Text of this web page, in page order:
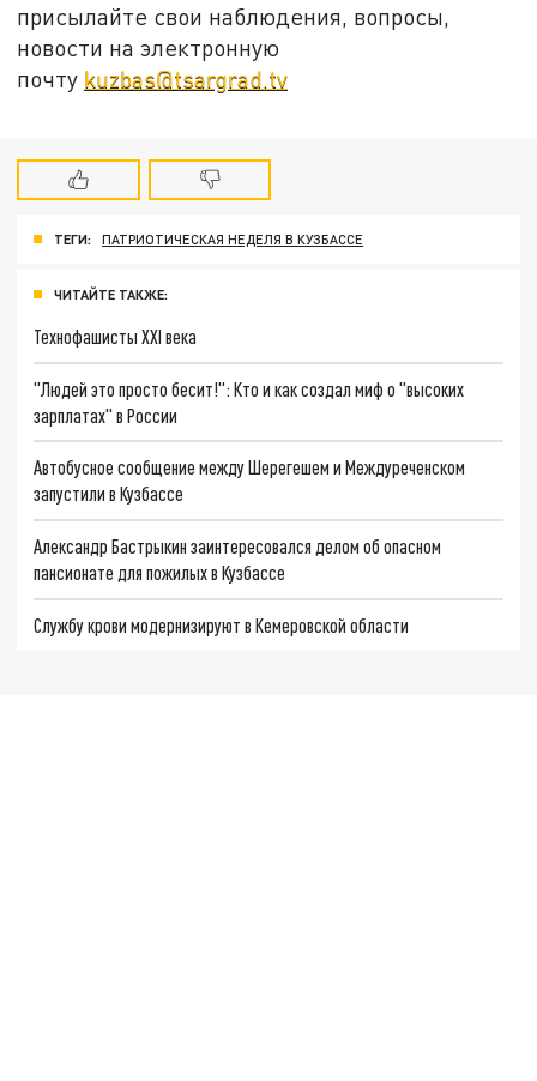
присылайте свои наблюдения, вопросы,
новости на электронную
почту kuzbas@tsargrad.tv
ТЕГИ: ПАТРИОТИЧЕСКАЯ НЕДЕЛЯ В КУЗБАССЕ
ЧИТАЙТЕ ТАКЖЕ:
Технофашисты XXI века
"Людей это просто бесит!": Кто и как создал миф о "высоких
зарплатах" в России
Автобусное сообщение между Шерегешем и Междуреченском
запустили в Кузбассе
Александр Бастрыкин заинтересовался делом об опасном
пансионате для пожилых в Кузбассе
Службу крови модернизируют в Кемеровской области